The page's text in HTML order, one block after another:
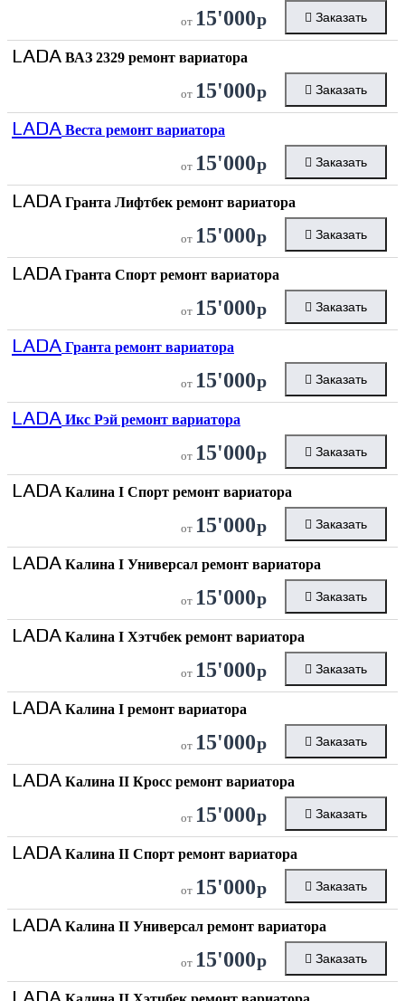
от 15'000р Заказать
LADA ВАЗ 2329 ремонт вариатора
от 15'000р Заказать
LADA Веста ремонт вариатора
от 15'000р Заказать
LADA Гранта Лифтбек ремонт вариатора
от 15'000р Заказать
LADA Гранта Спорт ремонт вариатора
от 15'000р Заказать
LADA Гранта ремонт вариатора
от 15'000р Заказать
LADA Икс Рэй ремонт вариатора
от 15'000р Заказать
LADA Калина I Спорт ремонт вариатора
от 15'000р Заказать
LADA Калина I Универсал ремонт вариатора
от 15'000р Заказать
LADA Калина I Хэтчбек ремонт вариатора
от 15'000р Заказать
LADA Калина I ремонт вариатора
от 15'000р Заказать
LADA Калина II Кросс ремонт вариатора
от 15'000р Заказать
LADA Калина II Спорт ремонт вариатора
от 15'000р Заказать
LADA Калина II Универсал ремонт вариатора
от 15'000р Заказать